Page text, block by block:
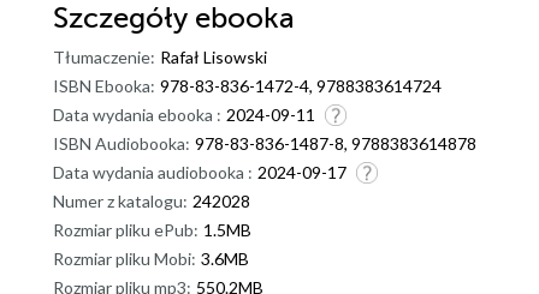
Szczegóły ebooka
Tłumaczenie: Rafał Lisowski
ISBN Ebooka: 978-83-836-1472-4, 9788383614724
Data wydania ebooka : 2024-09-11
ISBN Audiobooka: 978-83-836-1487-8, 9788383614878
Data wydania audiobooka : 2024-09-17
Numer z katalogu: 242028
Rozmiar pliku ePub: 1.5MB
Rozmiar pliku Mobi: 3.6MB
Rozmiar pliku mp3: 550.2MB